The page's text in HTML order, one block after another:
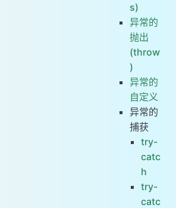
s)
异常的
抛出
(throw
)
异常的
自定义
异常的
捕获
try-
catc
h
try-
catc